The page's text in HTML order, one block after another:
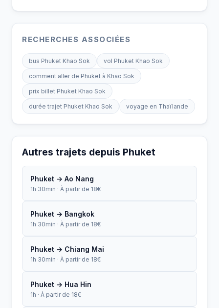
RECHERCHES ASSOCIÉES
bus Phuket Khao Sok vol Phuket Khao Sok
comment aller de Phuket à Khao Sok
prix billet Phuket Khao Sok
durée trajet Phuket Khao Sok voyage en Thaïlande
Autres trajets depuis Phuket
Phuket → Ao Nang
1h 30min · À partir de 18€
Phuket → Bangkok
1h 30min · À partir de 18€
Phuket → Chiang Mai
1h 30min · À partir de 18€
Phuket → Hua Hin
1h · À partir de 18€